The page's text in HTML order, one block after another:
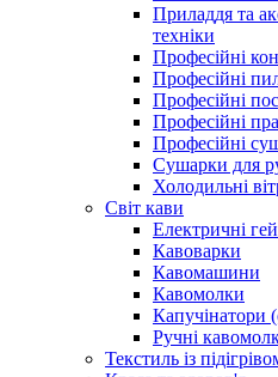
Приладдя та
техніки
Професійні
Професійні
Професійні
Професійні
Професійні
Сушарки для
Холодильні
Світ кави
Електричні
Кавоварки
Кавомашини
Кавомолки
Капучінатори
Ручні
Текстиль із